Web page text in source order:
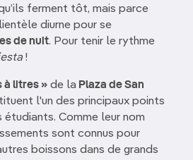
ferment tôt, mais parce
diurne pour se
de nuit. Pour tenir le rythme
!
à litres » de la Plaza de San
l'un des principaux points
étudiants. Comme leur nom
sont connus pour
boissons dans de grands